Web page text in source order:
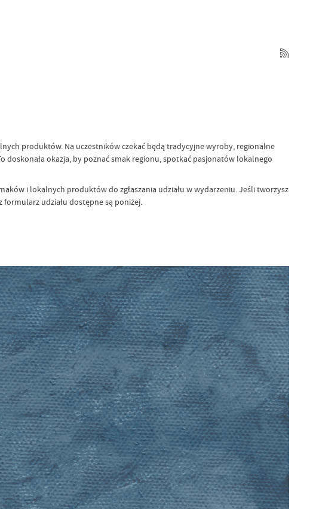
produktów. Na uczestników czekać będą tradycyjne wyroby, regionalne
okazja, by poznać smak regionu, spotkać pasjonatów lokalnego
i lokalnych produktów do zgłaszania udziału w wydarzeniu. Jeśli tworzysz
formularz udziału dostępne są poniżej.